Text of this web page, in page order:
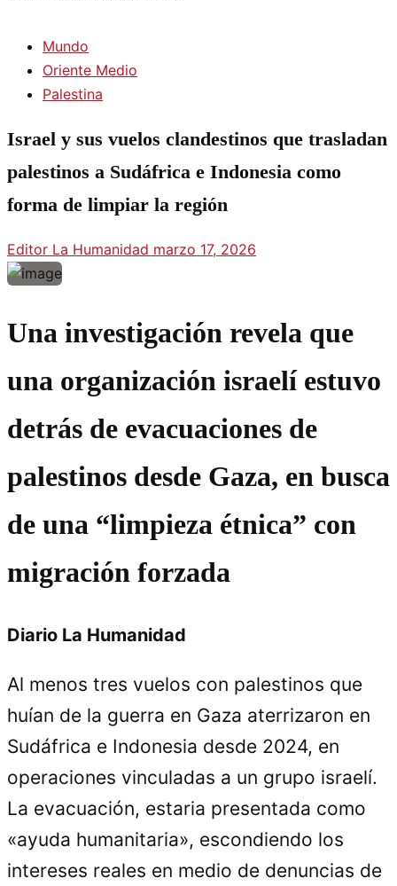
Mundo
Oriente Medio
Palestina
Israel y sus vuelos clandestinos que trasladan
palestinos a Sudáfrica e Indonesia como
forma de limpiar la región
Editor La Humanidad marzo 17, 2026
Una investigación revela que
una organización israelí estuvo
detrás de evacuaciones de
palestinos desde Gaza, en busca
de una “limpieza étnica” con
migración forzada
Diario La Humanidad
Al menos tres vuelos con palestinos que
huían de la guerra en Gaza aterrizaron en
Sudáfrica e Indonesia desde 2024, en
operaciones vinculadas a un grupo israelí.
La evacuación, estaria presentada como
«ayuda humanitaria», escondiendo los
intereses reales en medio de denuncias de